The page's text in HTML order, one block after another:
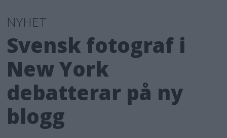
NYHET
Svensk fotograf i
New York
debatterar på ny
blogg